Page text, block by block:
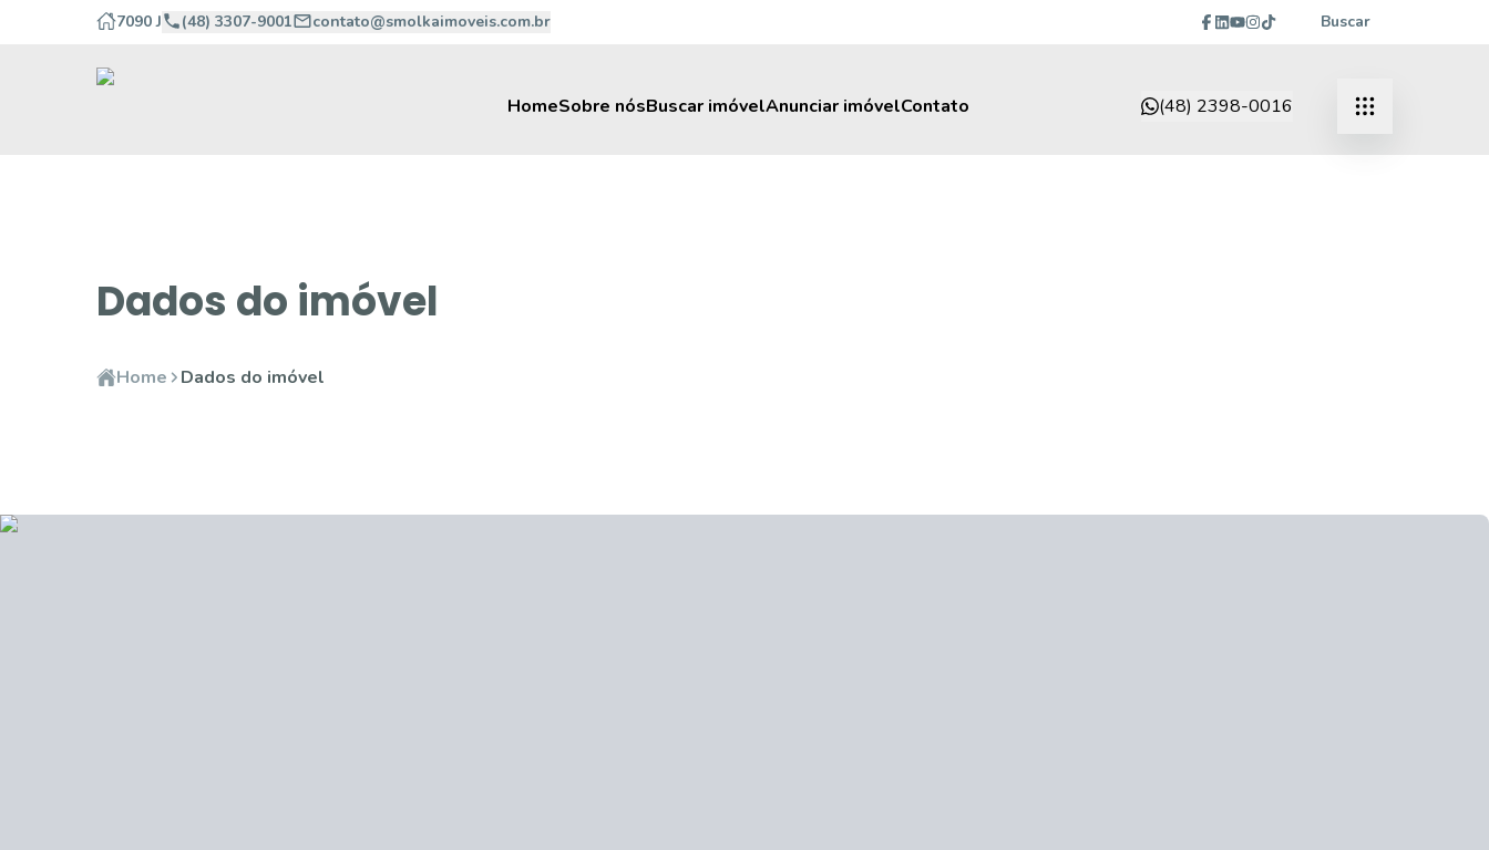
7090 J (48) 3307-9001 contato@smolkaimoveis.com.br Buscar
HomeSobre nósBuscar imóvelAnunciar imóvelContato (48) 2398-0016
Dados do imóvel
Home Dados do imóvel